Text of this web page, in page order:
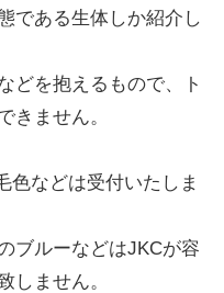
である生体しか紹介し
どを抱えるもので、ト
きません。
色などは受付いたしま
ブルーなどはJKCが容
しません。